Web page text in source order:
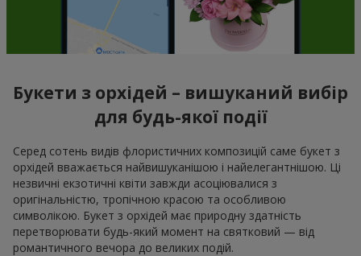
Букети з орхідей – вишуканий вибір
для будь-якої події
Серед сотень видів флористичних композицій саме букет з
орхідей вважається найвишуканішою і найелегантнішою. Ці
незвичні екзотичні квіти завжди асоціювалися з
оригінальністю, тропічною красою та особливою
символікою. Букет з орхідей має природну здатність
перетворювати будь-який момент на святковий — від
романтичного вечора до великих подій.